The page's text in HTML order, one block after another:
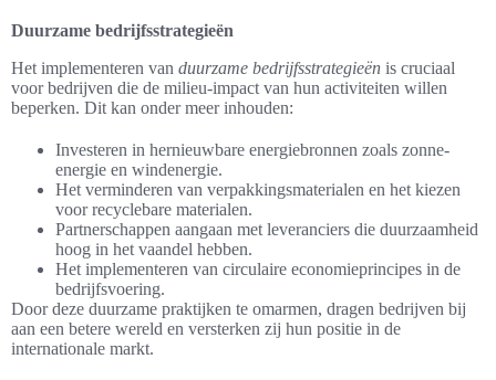
Duurzame bedrijfsstrategieën
Het implementeren van duurzame bedrijfsstrategieën is cruciaal
voor bedrijven die de milieu-impact van hun activiteiten willen
beperken. Dit kan onder meer inhouden:
Investeren in hernieuwbare energiebronnen zoals zonne-
energie en windenergie.
Het verminderen van verpakkingsmaterialen en het kiezen
voor recyclebare materialen.
Partnerschappen aangaan met leveranciers die duurzaamheid
hoog in het vaandel hebben.
Het implementeren van circulaire economieprincipes in de
bedrijfsvoering.
Door deze duurzame praktijken te omarmen, dragen bedrijven bij
aan een betere wereld en versterken zij hun positie in de
internationale markt.